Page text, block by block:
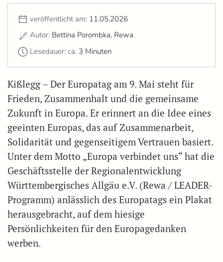
veröffentlicht am: 11.05.2026
Autor: Bettina Porombka, Rewa
Lesedauer: ca. 3 Minuten
Kißlegg – Der Europatag am 9. Mai steht für
Frieden, Zusammenhalt und die gemeinsame
Zukunft in Europa. Er erinnert an die Idee eines
geeinten Europas, das auf Zusammenarbeit,
Solidarität und gegenseitigem Vertrauen basiert.
Unter dem Motto „Europa verbindet uns“ hat die
Geschäftsstelle der Regionalentwicklung
Württembergisches Allgäu e.V. (Rewa / LEADER-
Programm) anlässlich des Europatags ein Plakat
herausgebracht, auf dem hiesige
Persönlichkeiten für den Europagedanken
werben.